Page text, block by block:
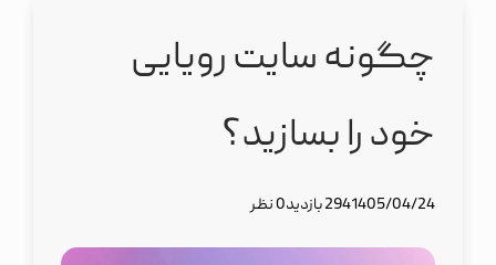
چگونه سایت رویایی
خود را بسازید؟
1405/04/24294 بازدید 0 نظر